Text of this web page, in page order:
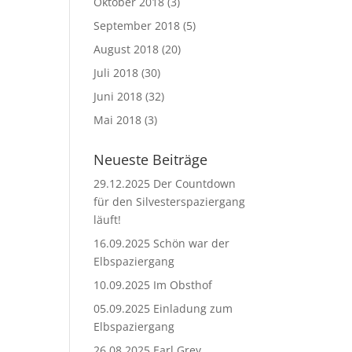
September 2018 (5)
August 2018 (20)
Juli 2018 (30)
Juni 2018 (32)
Mai 2018 (3)
Neueste Beiträge
29.12.2025 Der Countdown
für den Silvesterspaziergang
läuft!
16.09.2025 Schön war der
Elbspaziergang
10.09.2025 Im Obsthof
05.09.2025 Einladung zum
Elbspaziergang